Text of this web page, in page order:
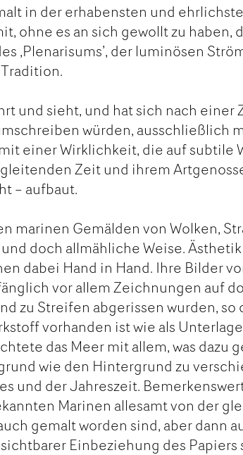
in der erhabensten und
ohne es an sich gewollt zu haben,
,Plenarisums’, der luminösen
und sieht, und hat sich nach einer
würden, ausschließlich
einer Wirklichkeit, die auf subtile
Zeit und ihrem
– aufbaut.
marinen Gemälden von Wolken,
doch allmähliche Weise. Ästhetik
dabei Hand in Hand. Ihre Bilder
vor allem Zeichnungen auf
zu Streifen abgerissen wurden, so
vorhanden ist wie als
das Meer mit allem, was dazu
wie den Hintergrund zu
und der Jahreszeit.
Marinen allesamt von der
gemalt worden sind, aber dann
Einbeziehung des Papiers